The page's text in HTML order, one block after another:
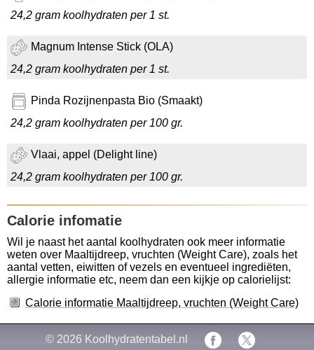
24,2 gram koolhydraten per 1 st.
Magnum Intense Stick (OLA)
24,2 gram koolhydraten per 1 st.
Pinda Rozijnenpasta Bio (Smaakt)
24,2 gram koolhydraten per 100 gr.
Vlaai, appel (Delight line)
24,2 gram koolhydraten per 100 gr.
Calorie infomatie
Wil je naast het aantal koolhydraten ook meer informatie
weten over Maaltijdreep, vruchten (Weight Care), zoals het
aantal vetten, eiwitten of vezels en eventueel ingrediëten,
allergie informatie etc, neem dan een kijkje op calorielijst:
Calorie informatie Maaltijdreep, vruchten (Weight Care)
© 2026 Koolhydratentabel.nl